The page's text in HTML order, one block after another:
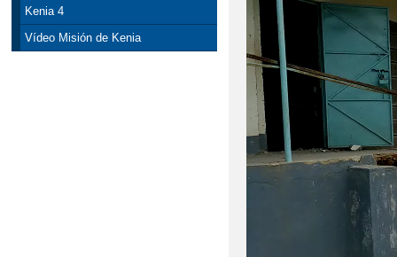
Kenia 4
Vídeo Misión de Kenia